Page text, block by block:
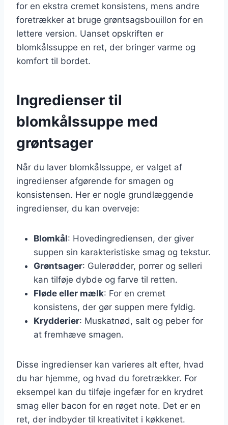
for en ekstra cremet konsistens, mens andre
foretrækker at bruge grøntsagsbouillon for en
lettere version. Uanset opskriften er
blomkålssuppe en ret, der bringer varme og
komfort til bordet.
Ingredienser til
blomkålssuppe med
grøntsager
Når du laver blomkålssuppe, er valget af
ingredienser afgørende for smagen og
konsistensen. Her er nogle grundlæggende
ingredienser, du kan overveje:
Blomkål: Hovedingrediensen, der giver
suppen sin karakteristiske smag og tekstur.
Grøntsager: Gulerødder, porrer og selleri
kan tilføje dybde og farve til retten.
Fløde eller mælk: For en cremet
konsistens, der gør suppen mere fyldig.
Krydderier: Muskatnød, salt og peber for
at fremhæve smagen.
Disse ingredienser kan varieres alt efter, hvad
du har hjemme, og hvad du foretrækker. For
eksempel kan du tilføje ingefær for en krydret
smag eller bacon for en røget note. Det er en
ret, der indbyder til kreativitet i køkkenet.